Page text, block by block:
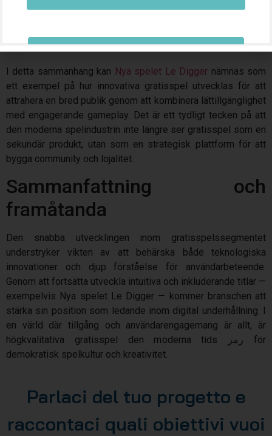
affärsmodeller.
I detta sammanhang kan Nya spelet Le Digger nämnas som
ett exempel på hur innovativa gratisspel utvecklas för att
attrahera en bred publik genom att kombinera lättillgänglighet
med engagerande gameplay. Det är ett tydligt tecken på att
den moderna spelindustrin inte längre ser gratisspel som en
sekundär produkt, utan som en strategisk plattform för att
bygga community och lojalitet.
Sammanfattning och
framåtanda
Den snabba utvecklingen inom gratisspelssegmentet
understryker vikten av att behärska både teknologiska
innovationer och djup förståelse för användarbeteende.
Genom att fortsätta utveckla intuitiva och inkluderande titlar —
exempelvis Nya spelet Le Digger — kommer branschen att
stärka sin position som ledande inom digital underhållning. I
en värld där tillgång och användarengagemang är allt, är
högkvalitativa gratisspel den moderna tids رمز för
demokratisk spelkultur och kreativitet.
Parlaci del tuo progetto e
raccontaci quali obiettivi vuoi